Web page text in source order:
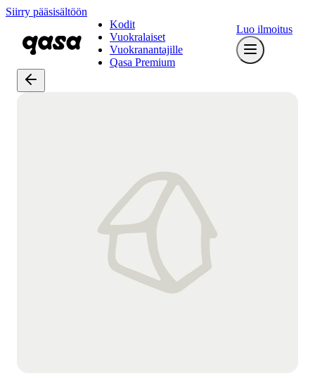
Siirry pääsisältöön
Kodit
Vuokralaiset
Vuokranantajille
Qasa Premium
Luo ilmoitus